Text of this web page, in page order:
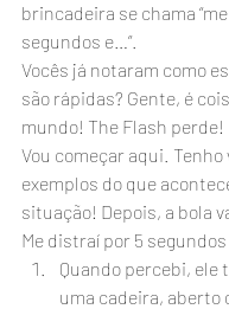
brincadeira se chama
segundos e…”.
Vocês já notaram como
são rápidas? Gente, é
mundo! The Flash perde!
Vou começar aqui. Tenho
exemplos do que
situação! Depois, a bola
Me distraí por 5 segundos
Quando percebi, ele
uma cadeira, aberto